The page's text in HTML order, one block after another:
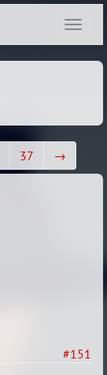
37
→
#151